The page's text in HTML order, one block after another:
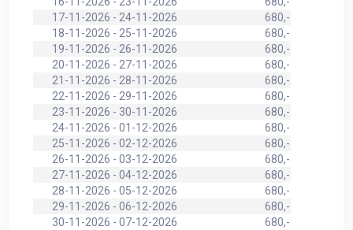
17-11-2026 - 24-11-2026
680,-
18-11-2026 - 25-11-2026
680,-
19-11-2026 - 26-11-2026
680,-
20-11-2026 - 27-11-2026
680,-
21-11-2026 - 28-11-2026
680,-
22-11-2026 - 29-11-2026
680,-
23-11-2026 - 30-11-2026
680,-
24-11-2026 - 01-12-2026
680,-
25-11-2026 - 02-12-2026
680,-
26-11-2026 - 03-12-2026
680,-
27-11-2026 - 04-12-2026
680,-
28-11-2026 - 05-12-2026
680,-
29-11-2026 - 06-12-2026
680,-
30-11-2026 - 07-12-2026
680,-